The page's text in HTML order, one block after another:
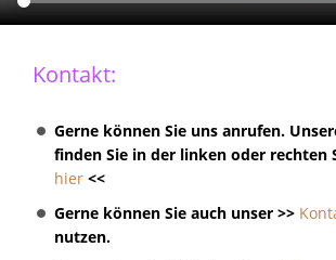
Kontakt:
Gerne können Sie uns anrufen.
finden Sie in der linken oder rechten
hier <<
Gerne können Sie auch unser >>
nutzen.